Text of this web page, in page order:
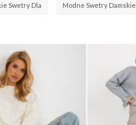
Swetry Dla Modne Swetry Damskie